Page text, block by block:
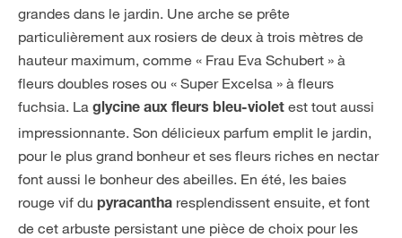
grandes dans le jardin. Une arche se prête
particulièrement aux rosiers de deux à trois mètres de
hauteur maximum, comme « Frau Eva Schubert » à
fleurs doubles roses ou « Super Excelsa » à fleurs
fuchsia. La glycine aux fleurs bleu-violet est tout aussi
impressionnante. Son délicieux parfum emplit le jardin,
pour le plus grand bonheur et ses fleurs riches en nectar
font aussi le bonheur des abeilles. En été, les baies
rouge vif du pyracantha resplendissent ensuite, et font
de cet arbuste persistant une pièce de choix pour les